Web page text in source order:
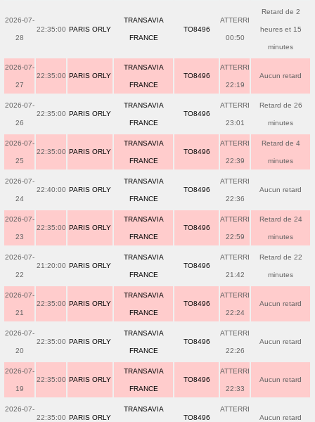
2026-07-
28
22:35:00 PARIS ORLY
TRANSAVIA
FRANCE
TO8496
ATTERRI
00:50
Retard de 2
heures et 15
minutes
2026-07-
27
22:35:00 PARIS ORLY
TRANSAVIA
FRANCE
TO8496
ATTERRI
22:19
Aucun retard
2026-07-
26
22:35:00 PARIS ORLY
TRANSAVIA
FRANCE
TO8496
ATTERRI
23:01
Retard de 26
minutes
2026-07-
25
22:35:00 PARIS ORLY
TRANSAVIA
FRANCE
TO8496
ATTERRI
22:39
Retard de 4
minutes
2026-07-
24
22:40:00 PARIS ORLY
TRANSAVIA
FRANCE
TO8496
ATTERRI
22:36
Aucun retard
2026-07-
23
22:35:00 PARIS ORLY
TRANSAVIA
FRANCE
TO8496
ATTERRI
22:59
Retard de 24
minutes
2026-07-
22
21:20:00 PARIS ORLY
TRANSAVIA
FRANCE
TO8496
ATTERRI
21:42
Retard de 22
minutes
2026-07-
21
22:35:00 PARIS ORLY
TRANSAVIA
FRANCE
TO8496
ATTERRI
22:24
Aucun retard
2026-07-
20
22:35:00 PARIS ORLY
TRANSAVIA
FRANCE
TO8496
ATTERRI
22:26
Aucun retard
2026-07-
19
22:35:00 PARIS ORLY
TRANSAVIA
FRANCE
TO8496
ATTERRI
22:33
Aucun retard
2026-07-
22:35:00 PARIS ORLY
TRANSAVIA
TO8496
ATTERRI
Aucun retard